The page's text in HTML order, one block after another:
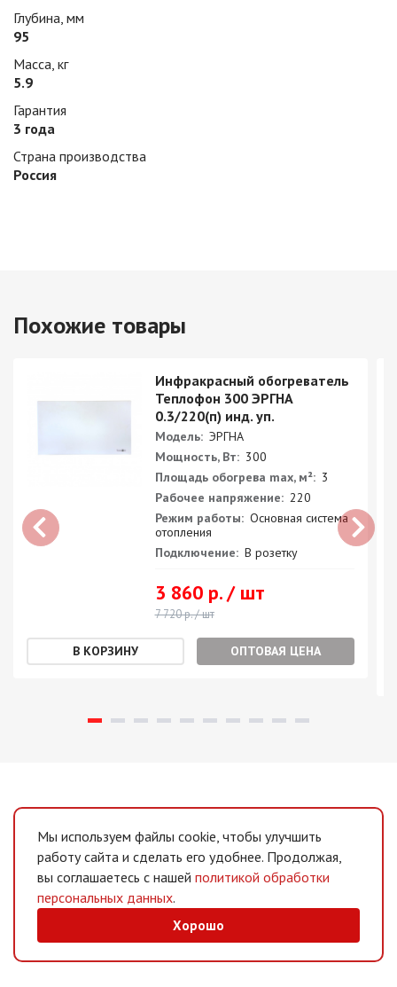
Глубина, мм
95
Масса, кг
5.9
Гарантия
3 года
Страна производства
Россия
Похожие товары
Инфракрасный обогреватель
Теплофон 300 ЭРГНА
0.3/220(п) инд. уп.
Модель: ЭРГНА
Мощность, Вт: 300
Площадь обогрева max, м²: 3
Рабочее напряжение: 220
Режим работы: Основная система
отопления
Подключение: В розетку
3 860 р. / шт
7 720 р. / шт
ОПТОВАЯ ЦЕНА
Мы используем файлы cookie, чтобы улучшить
работу сайта и сделать его удобнее. Продолжая,
вы соглашаетесь с нашей политикой обработки
персональных данных.
Хорошо